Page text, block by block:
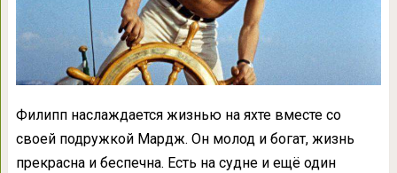
Филипп наслаждается жизнью на яхте вместе со
своей подружкой Мардж. Он молод и богат, жизнь
прекрасна и беспечна. Есть на судне и ещё один